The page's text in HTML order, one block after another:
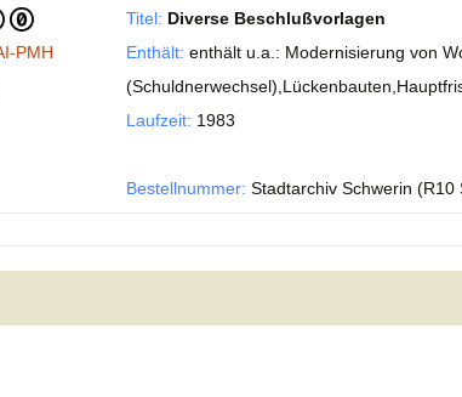
PMH
Titel: Diverse Beschlußvorlagen
Enthält: enthält u.a.: Modernisierung von
Laufzeit: 1983
Bestellnummer: Stadtarchiv Schwerin (R10